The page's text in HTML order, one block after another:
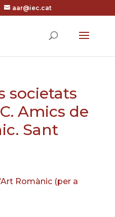
aar@iec.cat
societats
Amics de
Sant
Romànic (per a